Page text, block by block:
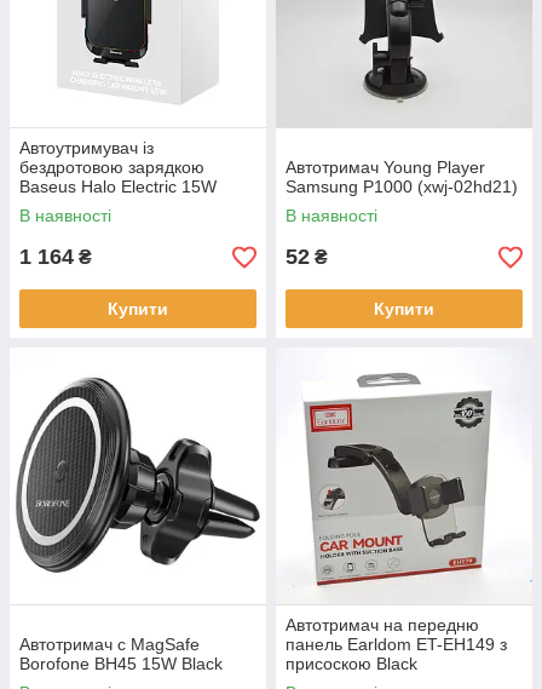
Автоутримувач із
бездротовою зарядкою
Baseus Halo Electric 15W
Automatic з RGB
підсвічуванням Black
В наявності
1 164 ₴
Купити
Автотримач Young Player
Samsung P1000 (xwj-02hd21)
В наявності
52 ₴
Купити
Автотримач с MagSafe
Borofone BH45 15W Black
Автотримач на передню
панель Earldom ET-EH149 з
присоскою Black